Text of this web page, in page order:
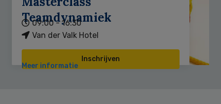
Teamdynamiek
09:00 - 16:30
Van der Valk Hotel
Inschrijven
Meer informatie